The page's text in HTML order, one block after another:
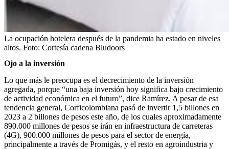
La ocupación hotelera después de la pandemia ha estado en niveles
altos. Foto: Cortesía cadena Bludoors
Ojo a la inversión
Lo que más le preocupa es el decrecimiento de la inversión
agregada, porque “una baja inversión hoy significa bajo crecimiento
de actividad económica en el futuro”, dice Ramírez. A pesar de esa
tendencia general, Corficolombiana pasó de invertir 1,5 billones en
2023 a 2 billones de pesos este año, de los cuales aproximadamente
890.000 millones de pesos se irán en infraestructura de carreteras
(4G), 900.000 millones de pesos para el sector de energía,
principalmente a través de Promigás, y el resto en agroindustria y